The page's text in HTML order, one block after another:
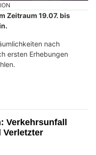
Zeitraum 19.07. bis
nach
ersten Erhebungen
Verkehrsunfall
Verletzter